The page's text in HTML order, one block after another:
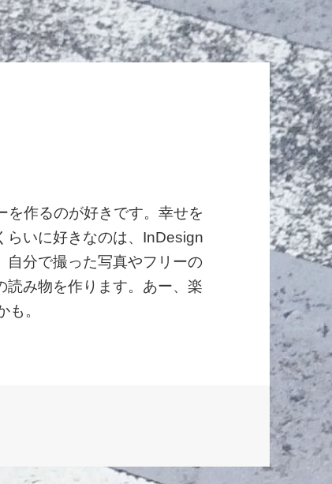
を作るのが好きです。幸せを
らいに好きなのは、InDesign
自分で撮った写真やフリーの
読み物を作ります。あー、楽
。